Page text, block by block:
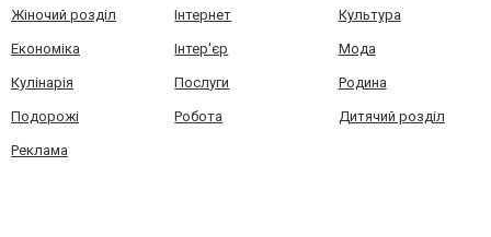
Жіночий розділ Інтернет Культура
Економіка Інтер'єр Мода
Кулінарія Послуги Родина
Подорожі Робота Дитячий розділ
Реклама